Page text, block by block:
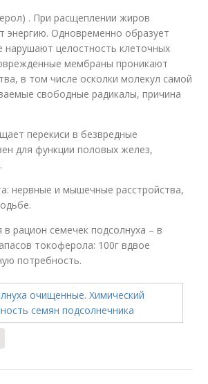
. При расщеплении жиров
энергию. Одновременно образует
нарушают целостность клеточных
мембраны проникают
в том числе осколки молекул самой
свободные радикалы, причина
перекиси в безвредные
для функции половых желез,
нервные и мышечные расстройства,
рацион семечек подсолнуха – в
токоферола: 100г вдвое
потребность.